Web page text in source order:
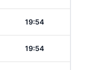
19:54
19:54